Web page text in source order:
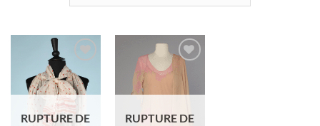
Ajouter
à la liste
d'envies
RUPTURE DE
Ajouter
à la liste
d'envies
RUPTURE DE